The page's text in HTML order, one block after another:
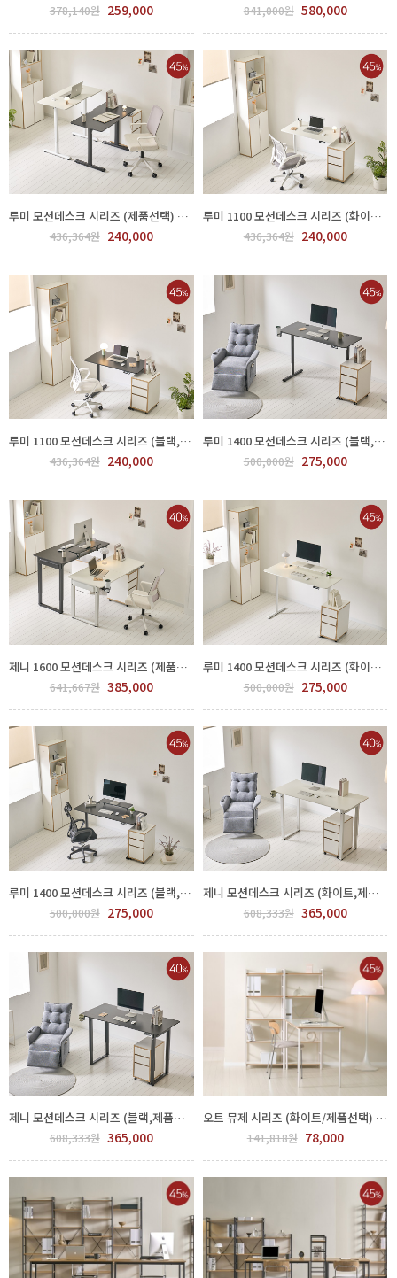
378,140원 259,000 841,000원 580,000
루미 모션데스크 시리즈 (제품선택) GGH 500-128-1
436,364원 240,000
루미 1100 모션데스크 시리즈 (화이트,제품선택) GGH 500-128-1
436,364원 240,000
루미 1100 모션데스크 시리즈 (블랙,제품선택) GGH 500-128-3
436,364원 240,000
루미 1400 모션데스크 시리즈 (블랙,제품선택) GGH 500-130-3
500,000원 275,000
제니 1600 모션데스크 시리즈 (제품선택) GGH 500-132-5
641,667원 385,000
루미 1400 모션데스크 시리즈 (화이트,제품선택) GGH 500-130-1
500,000원 275,000
루미 1400 모션데스크 시리즈 (블랙,제품선택) GGH 500-130-3
500,000원 275,000
제니 모션데스크 시리즈 (화이트,제품선택) GGH 500-132-1
608,333원 365,000
제니 모션데스크 시리즈 (블랙,제품선택) GGH 500-132-4
608,333원 365,000
오트 뮤제 시리즈 (화이트/제품선택) GPP 450-33-7
141,818원 78,000